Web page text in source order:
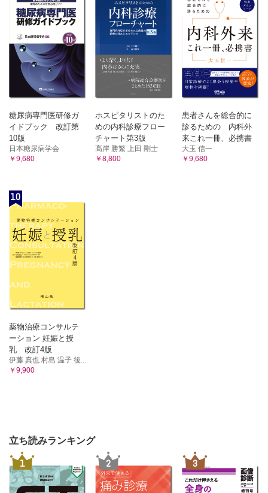
糖尿病専門医研修ガ
イドブック 改訂第
10版
日本糖尿病学会
￥9,680
ホスピタリストのた
めの内科診療フロー
チャート第3版
髙岸 勝繁 上田 剛士
￥8,800
患者さんを総合的に
診るための 内科外
来これ一冊、必携書
大玉 信一
￥9,680
10
薬物治療コンサルテ
ーション 妊娠と授
乳 改訂4版
伊藤 真也 村島 温子 後...
￥9,900
立ち読みランキング
1 2 3